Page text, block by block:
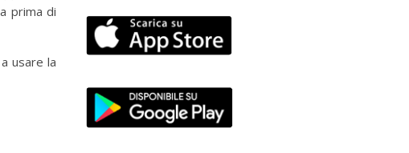
prima di
usare la